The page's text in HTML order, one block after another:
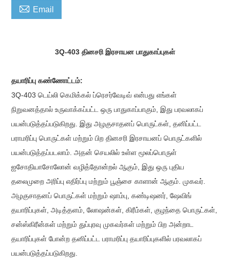
 Email
3Q-403 தினசரி இரசாயன பாதுகாப்புகள்
தயாரிப்பு கண்ணோட்டம்:
3Q-403 டெய்லி கெமிக்கல் ப்ரெசர்வேடிவ் என்பது எங்கள்
நிறுவனத்தால் உருவாக்கப்பட்ட ஒரு பாதுகாப்பாகும், இது பரவலாகப்
பயன்படுத்தப்படுகிறது. இது அழகுசாதனப் பொருட்கள், தனிப்பட்ட
பராமரிப்பு பொருட்கள் மற்றும் பிற தினசரி இரசாயனப் பொருட்களில்
பயன்படுத்தப்படலாம். அதன் செயலில் உள்ள மூலப்பொருள்
ஐசோதியாசோலோன் வழித்தோன்றல் ஆகும், இது ஒரு புதிய
தலைமுறை அரிப்பு எதிர்ப்பு மற்றும் பூஞ்சை காளான் ஆகும். முகவர்.
அழகுசாதனப் பொருட்கள் மற்றும் ஷாம்பு, கண்டிஷனர், ஷேவிங்
தயாரிப்புகள், அடித்தளம், லோஷன்கள், கிரீம்கள், குழந்தை பொருட்கள்,
சன்ஸ்கிரீன்கள் மற்றும் துப்புரவு முகவர்கள் மற்றும் பிற அன்றாட
தயாரிப்புகள் போன்ற தனிப்பட்ட பராமரிப்பு தயாரிப்புகளில் பரவலாகப்
பயன்படுத்தப்படுகிறது.